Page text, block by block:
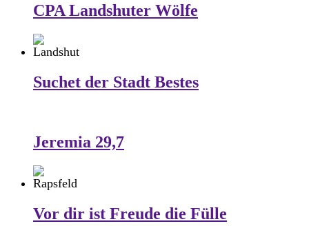
CPA Landshuter Wölfe
Suchet der Stadt Bestes
Jeremia 29,7
Vor dir ist Freude die Fülle